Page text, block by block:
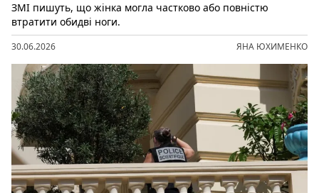
ЗМІ пишуть, що жінка могла частково або повністю
втратити обидві ноги.
30.06.2026 ЯНА ЮХИМЕНКО